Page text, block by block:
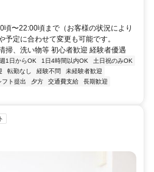
頃〜22:00頃まで（お客様の状況により
予定に合わせて変更も可能です。
掃、洗い物等 初心者歓迎 経験者優遇
週1日からOK 1日4時間以内OK
土日祝のみOK
転勤なし 経験不問
未経験者歓迎
フト提出 夕方 交通費支給
長期歓迎